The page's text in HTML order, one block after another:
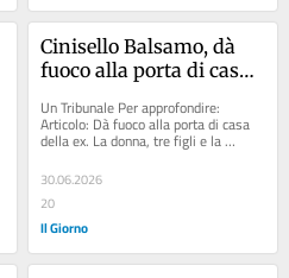
Cinisello Balsamo, dà
fuoco alla porta di casa
35enne assolto
dall’accusa di tentato
Un Tribunale Per approfondire:
Articolo: Dà fuoco alla porta di casa
della ex. La donna, tre figli e la
suocera si salvano scappando dai...
30.06.2026
20
Il Giorno